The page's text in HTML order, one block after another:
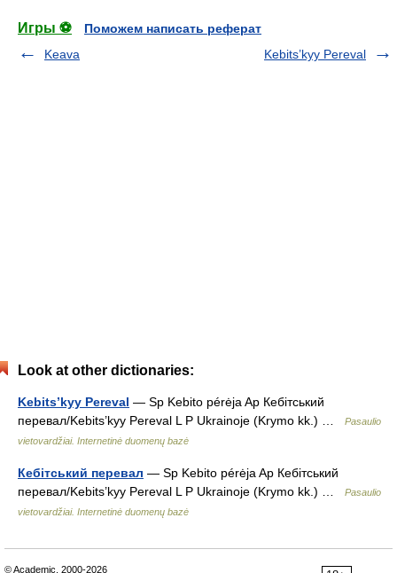
Игры ⚽
Поможем написать реферат
Keava
Kebits’kyy Pereval
Look at other dictionaries:
Kebits’kyy Pereval — Sp Kebito pérėja Ap Кебітський
перевал/Kebits’kyy Pereval L P Ukrainoje (Krymo kk.) …
Pasaulio
vietovardžiai. Internetinė duomenų bazė
Кебітський перевал — Sp Kebito pérėja Ap Кебітський
перевал/Kebits’kyy Pereval L P Ukrainoje (Krymo kk.) …
Pasaulio
vietovardžiai. Internetinė duomenų bazė
© Academic, 2000-2026